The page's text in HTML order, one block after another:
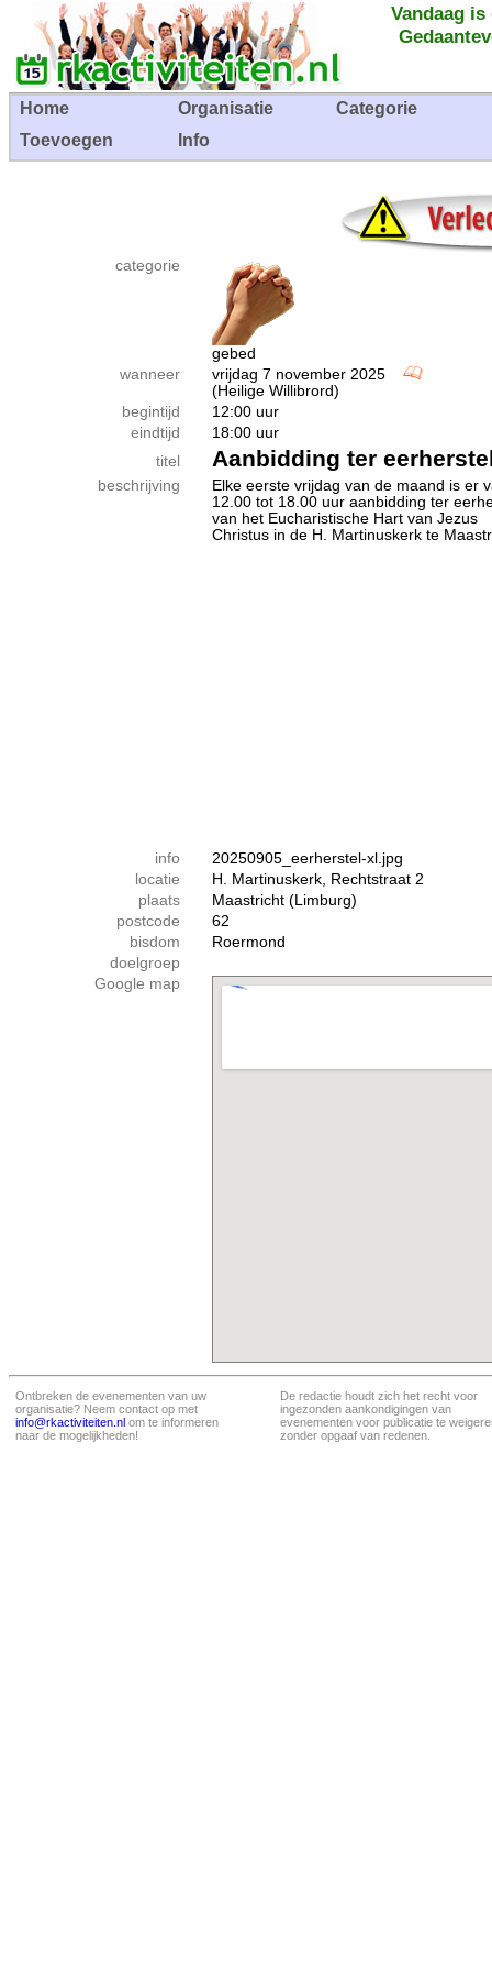
Vandaag
Home Organisatie
Categorie
Toevoegen
Info
categorie
gebed
wanneer
vrijdag 7 november 2025
(Heilige Willibrord)
begintijd
12:00 uur
eindtijd
18:00 uur
titel
Aanbidding ter
beschrijving
Elke eerste vrijdag van de maand is er
12.00 tot 18.00 uur aanbidding ter
van het Eucharistische Hart van Jezus
Christus in de H. Martinuskerk te
info
20250905_eerherstel-xl.jpg
locatie
H. Martinuskerk, Rechtstraat 2
plaats
Maastricht (Limburg)
postcode
62
bisdom
Roermond
doelgroep
Google map
Ontbreken de evenementen van uw
organisatie? Neem contact op met
info@rkactiviteiten.nl om te informeren
naar de mogelijkheden!
De redactie houdt zich het recht voor
ingezonden aankondigingen van
evenementen voor publicatie te
zonder opgaaf van redenen.